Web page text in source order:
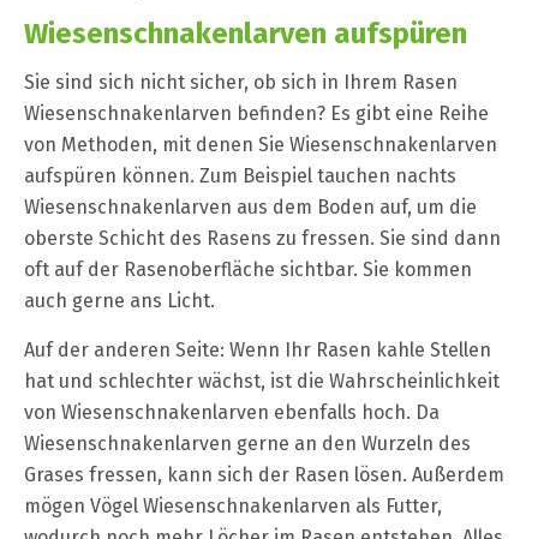
Wiesenschnakenlarven aufspüren
Sie sind sich nicht sicher, ob sich in Ihrem Rasen
Wiesenschnakenlarven befinden? Es gibt eine Reihe
von Methoden, mit denen Sie Wiesenschnakenlarven
aufspüren können. Zum Beispiel tauchen nachts
Wiesenschnakenlarven aus dem Boden auf, um die
oberste Schicht des Rasens zu fressen. Sie sind dann
oft auf der Rasenoberfläche sichtbar. Sie kommen
auch gerne ans Licht.
Auf der anderen Seite: Wenn Ihr Rasen kahle Stellen
hat und schlechter wächst, ist die Wahrscheinlichkeit
von Wiesenschnakenlarven ebenfalls hoch. Da
Wiesenschnakenlarven gerne an den Wurzeln des
Grases fressen, kann sich der Rasen lösen. Außerdem
mögen Vögel Wiesenschnakenlarven als Futter,